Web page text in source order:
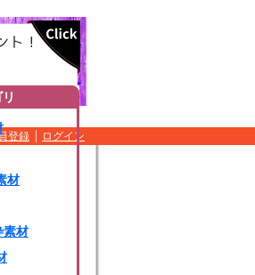
登録 ログイン
材
素材